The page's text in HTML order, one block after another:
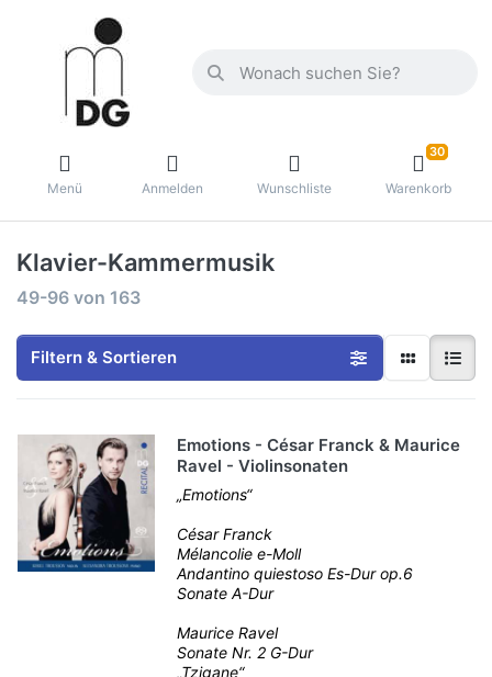
Menü Anmelden Wunschliste
30
Warenkorb
Klavier-Kammermusik
49-96 von 163
Filtern & Sortieren
Emotions - César Franck & Maurice
Ravel - Violinsonaten
„Emotions“
César Franck
Mélancolie e-Moll
Andantino quiestoso Es-Dur op.6
Sonate A-Dur
Maurice Ravel
Sonate Nr. 2 G-Dur
„Tzigane“